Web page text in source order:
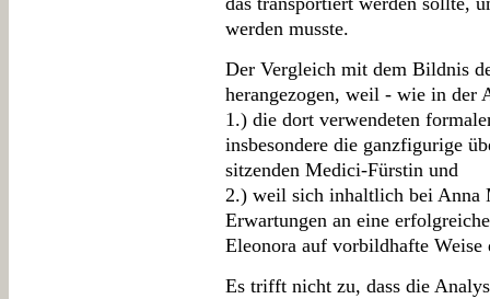
werden musste.
Der Vergleich mit dem Bildnis
herangezogen, weil - wie in der
1.) die dort verwendeten
insbesondere die ganzfigurige
sitzenden Medici-Fürstin und
2.) weil sich inhaltlich bei Anna
Erwartungen an eine
Eleonora auf vorbildhafte Weise
Es trifft nicht zu, dass die